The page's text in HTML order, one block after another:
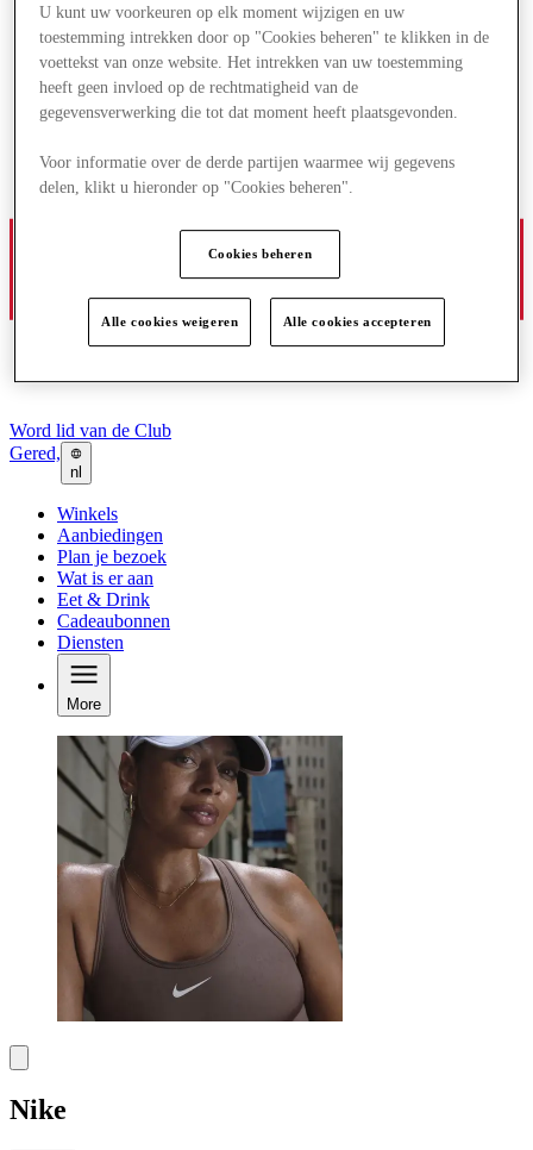
Word lid van de Club
Gered,
nl
Winkels
Aanbiedingen
Plan je bezoek
Wat is er aan
Eet & Drink
Cadeaubonnen
Diensten
More
Nike
U kunt uw voorkeuren op elk moment wijzigen en uw
toestemming intrekken door op "Cookies beheren" te klikken in de
voettekst van onze website. Het intrekken van uw toestemming
heeft geen invloed op de rechtmatigheid van de
gegevensverwerking die tot dat moment heeft plaatsgevonden.
Voor informatie over de derde partijen waarmee wij gegevens
delen, klikt u hieronder op "Cookies beheren".
Cookies beheren
Alle cookies weigeren Alle cookies accepteren